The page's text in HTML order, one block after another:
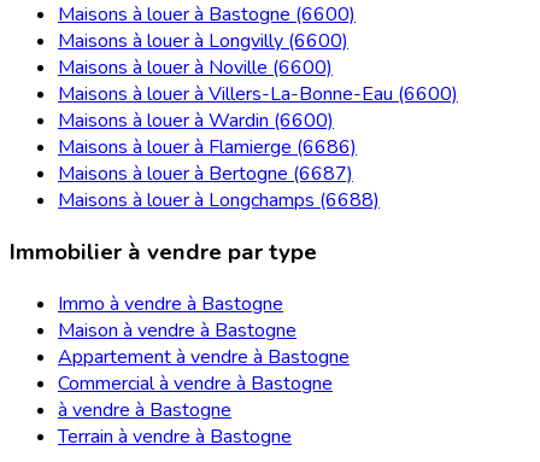
Maisons à louer à Bastogne (6600)
Maisons à louer à Longvilly (6600)
Maisons à louer à Noville (6600)
Maisons à louer à Villers-La-Bonne-Eau (6600)
Maisons à louer à Wardin (6600)
Maisons à louer à Flamierge (6686)
Maisons à louer à Bertogne (6687)
Maisons à louer à Longchamps (6688)
Immobilier à vendre par type
Immo à vendre à Bastogne
Maison à vendre à Bastogne
Appartement à vendre à Bastogne
Commercial à vendre à Bastogne
à vendre à Bastogne
Terrain à vendre à Bastogne